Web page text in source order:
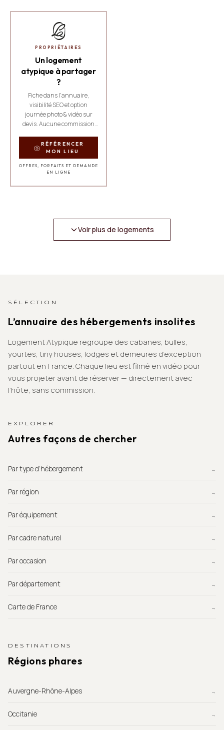
PROPRIÉTAIRES
Un logement
atypique à partager
?
Fiche dans l'annuaire,
visibilité SEO et option
journée photo & vidéo sur
devis. Aucune commission
RÉFÉRENCER
MON LIEU
OFFRES, FORFAITS ET DEMANDE
EN LIGNE
Voir plus de logements
SÉLECTION
L’annuaire des hébergements insolites
Logement Atypique regroupe des cabanes, bulles,
yourtes, tiny houses, lodges et demeures d’exception
partout en France. Chaque lieu est filmé en vidéo pour
vous projeter avant de réserver — directement avec
l’hôte, sans commission.
EXPLORER
Autres façons de chercher
Par type d’hébergement →
Par région →
Par équipement →
Par cadre naturel →
Par occasion →
Par département →
Carte de France →
DESTINATIONS
Régions phares
Auvergne-Rhône-Alpes →
Occitanie →